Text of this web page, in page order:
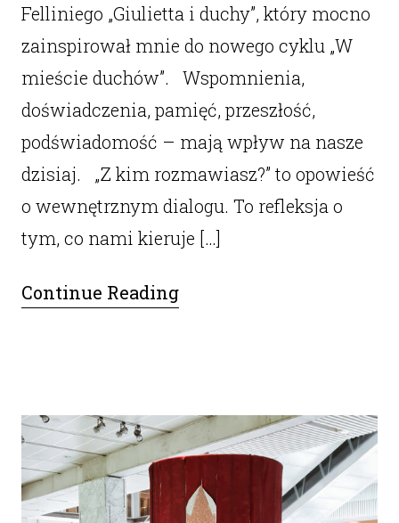
Felliniego „Giulietta i duchy”, który mocno
zainspirował mnie do nowego cyklu „W
mieście duchów”. Wspomnienia,
doświadczenia, pamięć, przeszłość,
podświadomość – mają wpływ na nasze
dzisiaj. „Z kim rozmawiasz?” to opowieść
o wewnętrznym dialogu. To refleksja o
tym, co nami kieruje […]
Continue Reading